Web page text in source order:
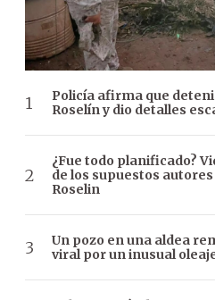
Policía afirma que
Roselín y dio detalles
¿Fue todo planificado?
de los supuestos
Roselin
Un pozo en una aldea
viral por un inusual